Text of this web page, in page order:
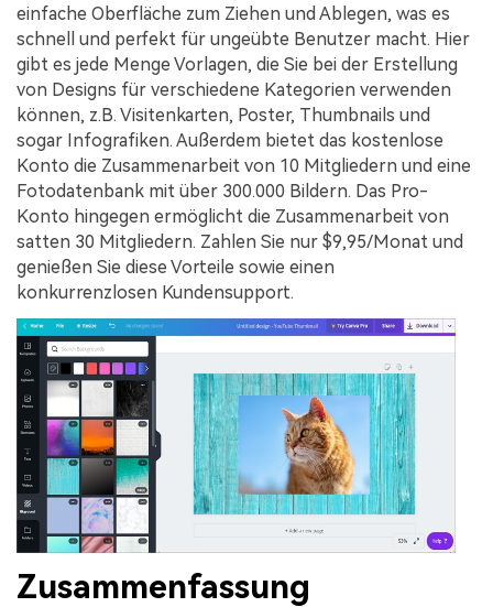
einfache Oberfläche zum Ziehen und Ablegen, was es
schnell und perfekt für ungeübte Benutzer macht. Hier
gibt es jede Menge Vorlagen, die Sie bei der Erstellung
von Designs für verschiedene Kategorien verwenden
können, z.B. Visitenkarten, Poster, Thumbnails und
sogar Infografiken. Außerdem bietet das kostenlose
Konto die Zusammenarbeit von 10 Mitgliedern und eine
Fotodatenbank mit über 300.000 Bildern. Das Pro-
Konto hingegen ermöglicht die Zusammenarbeit von
satten 30 Mitgliedern. Zahlen Sie nur $9,95/Monat und
genießen Sie diese Vorteile sowie einen
konkurrenzlosen Kundensupport.
Zusammenfassung